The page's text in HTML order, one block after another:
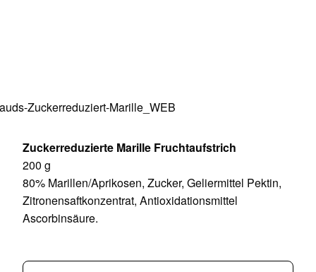
Zuckerreduzierte Marille Fruchtaufstrich
200 g
80% Marillen/Aprikosen, Zucker, Geliermittel Pektin,
Zitronensaftkonzentrat, Antioxidationsmittel
Ascorbinsäure.